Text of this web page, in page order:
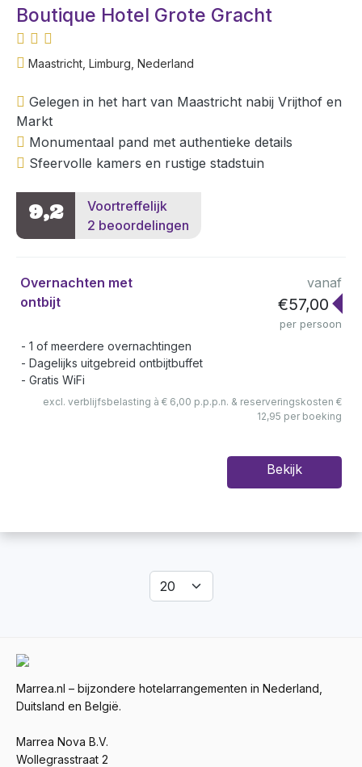
Boutique Hotel Grote Gracht
Maastricht, Limburg, Nederland
Gelegen in het hart van Maastricht nabij Vrijthof en
Markt
Monumentaal pand met authentieke details
Sfeervolle kamers en rustige stadstuin
9,2
Voortreffelijk
2 beoordelingen
Overnachten met
ontbijt
vanaf
€57,00
per persoon
1 of meerdere overnachtingen
Dagelijks uitgebreid ontbijtbuffet
Gratis WiFi
excl. verblijfsbelasting à € 6,00 p.p.p.n. & reserveringskosten €
12,95 per boeking
Bekijk
Marrea.nl – bijzondere hotelarrangementen in Nederland,
Duitsland en België.
Marrea Nova B.V.
Wollegrasstraat 2